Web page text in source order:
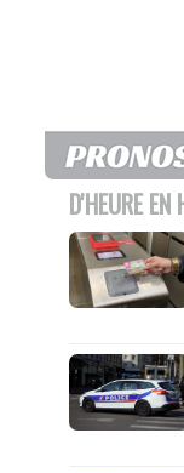
D'HEURE EN